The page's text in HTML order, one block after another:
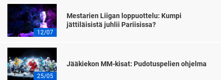
12/07
Mestarien Liigan loppuottelu: Kumpi
jättiläisistä juhlii Pariisissa?
25/05
Jääkiekon MM-kisat: Pudotuspelien ohjelma